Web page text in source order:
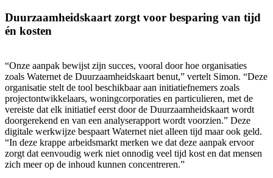
Duurzaamheidskaart zorgt voor besparing van tijd
én kosten
“Onze aanpak bewijst zijn succes, vooral door hoe organisaties
zoals Waternet de Duurzaamheidskaart benut,” vertelt Simon. “Deze
organisatie stelt de tool beschikbaar aan initiatiefnemers zoals
projectontwikkelaars, woningcorporaties en particulieren, met de
vereiste dat elk initiatief eerst door de Duurzaamheidskaart wordt
doorgerekend en van een analyserapport wordt voorzien.” Deze
digitale werkwijze bespaart Waternet niet alleen tijd maar ook geld.
“In deze krappe arbeidsmarkt merken we dat deze aanpak ervoor
zorgt dat eenvoudig werk niet onnodig veel tijd kost en dat mensen
zich meer op de inhoud kunnen concentreren.”